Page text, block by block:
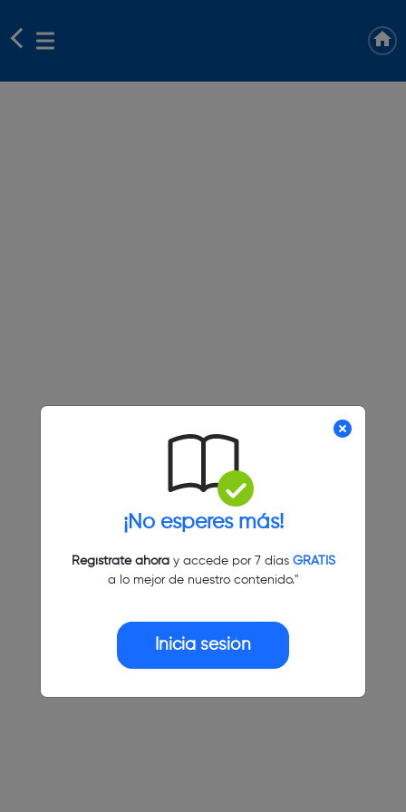
¡No esperes más!
Regístrate ahoray accede por 7 días GRATIS
a lo mejor de nuestro contenido."
Inicia sesión